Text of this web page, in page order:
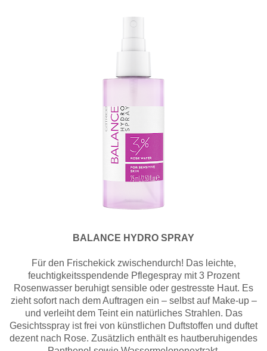
BALANCE HYDRO SPRAY
Für den Frischekick zwischendurch! Das leichte,
feuchtigkeitsspendende Pflegespray mit 3 Prozent
Rosenwasser beruhigt sensible oder gestresste Haut. Es
zieht sofort nach dem Auftragen ein – selbst auf Make-up –
und verleiht dem Teint ein natürliches Strahlen. Das
Gesichtsspray ist frei von künstlichen Duftstoffen und duftet
dezent nach Rose. Zusätzlich enthält es hautberuhigendes